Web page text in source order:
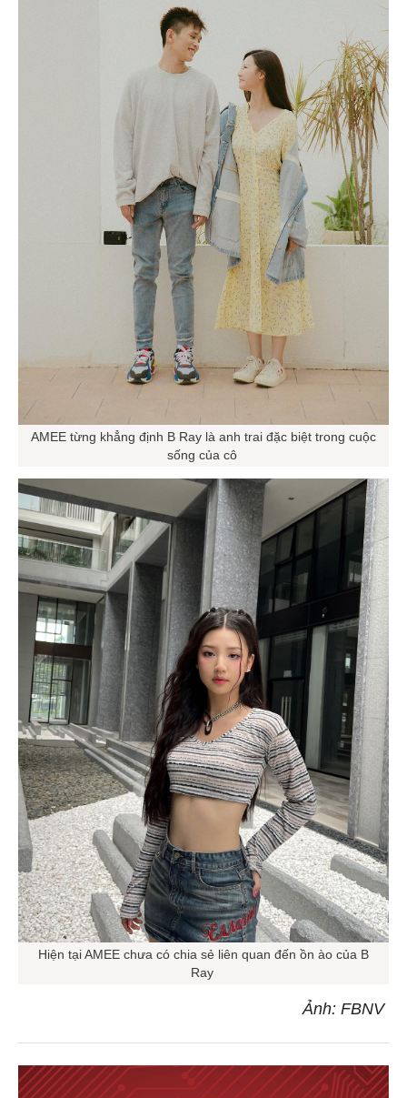
AMEE từng khẳng định B Ray là anh trai đặc biệt trong cuộc
sống của cô
Hiện tại AMEE chưa có chia sẻ liên quan đến ồn ào của B
Ray
Ảnh: FBNV